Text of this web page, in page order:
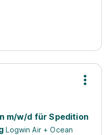
m/w/d für Spedition
Logwin Air + Ocean